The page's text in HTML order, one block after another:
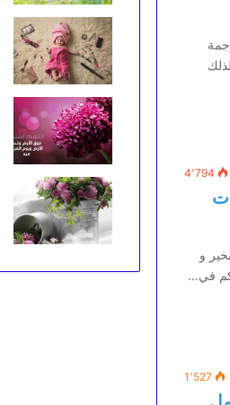
4٬794
و
في…
1٬527